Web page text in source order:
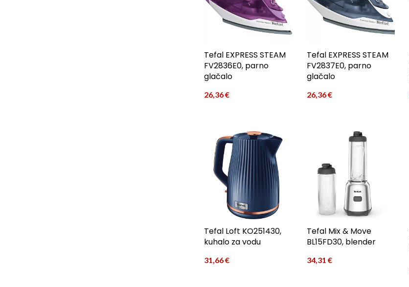
Tefal EXPRESS STEAM
FV2836E0, parno
glačalo
26,36€
Tefal EXPRESS STEAM
FV2837E0, parno
glačalo
26,36€
Tefal Loft KO251430,
kuhalo za vodu
31,66€
Tefal Mix & Move
BL15FD30, blender
34,31 €